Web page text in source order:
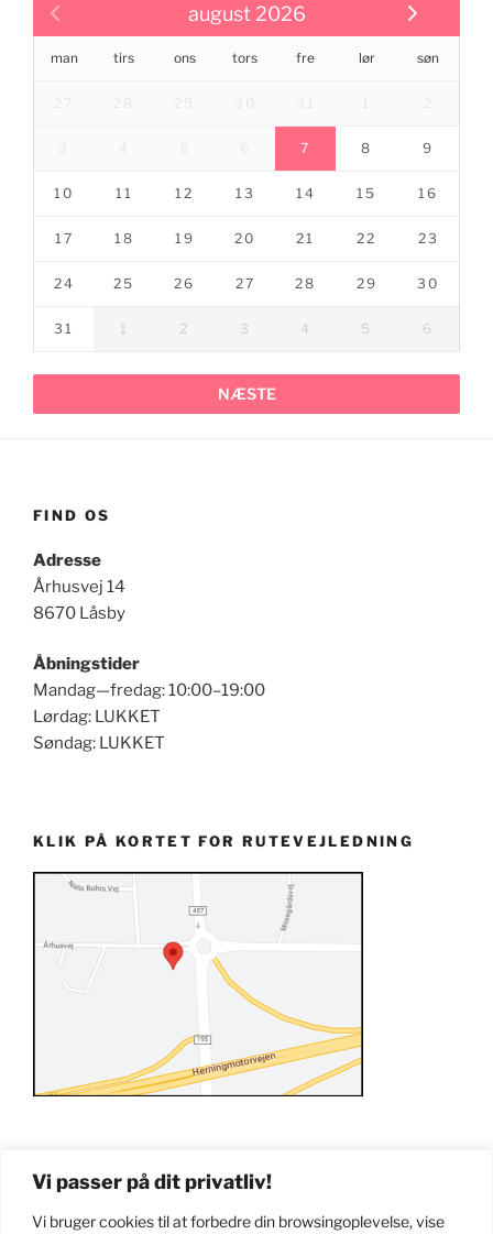
Vi passer på dit privatliv!
Vi bruger cookies til at forbedre din browsingoplevelse, vise
august 2026
man tirs ons tors fre lør søn
7 8 9
10 11 12 13 14 15 16
17 18 19 20 21 22 23
24 25 26 27 28 29 30
31 1 2 3 4 5 6
NÆSTE
FIND OS
Adresse
Århusvej 14
8670 Låsby
Åbningstider
Mandag—fredag: 10:00–19:00
Lørdag: LUKKET
Søndag: LUKKET
KLIK PÅ KORTET FOR RUTEVEJLEDNING